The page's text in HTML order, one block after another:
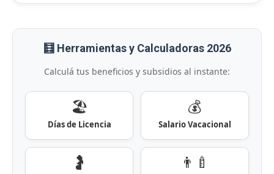
🧮 Herramientas y Calculadoras 2026
Calculá tus beneficios y subsidios al instante:
🏖️
Días de Licencia
💰
Salario Vacacional
🤰 👨‍🍼